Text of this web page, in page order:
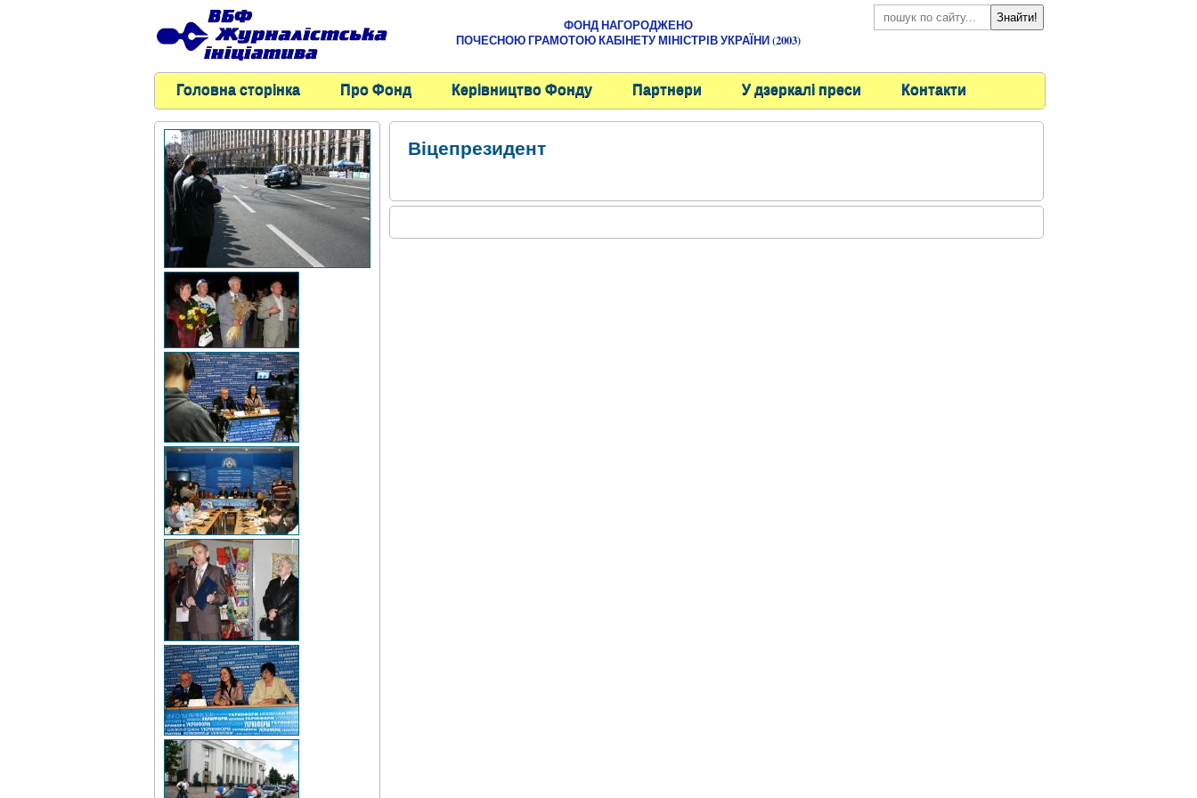
ФОНД НАГОРОДЖЕНО
ПОЧЕСНОЮ ГРАМОТОЮ КАБІНЕТУ МІНІСТРІВ УКРАЇНИ (2003)
Головна сторінка Про Фонд Керівництво Фонду Партнери У дзеркалі преси Контакти
Віцепрезидент